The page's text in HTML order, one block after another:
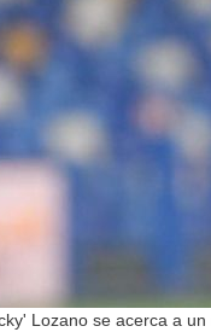
Lozano se acerca a